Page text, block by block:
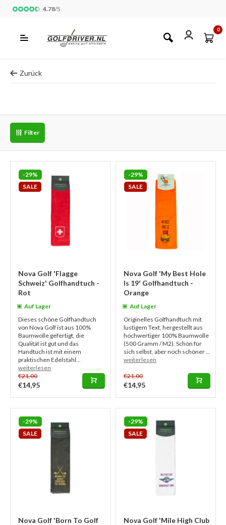
4.78/5
0
Zurück
Filter
-29%
SALE
Nova Golf 'Flagge
Schweiz' Golfhandtuch -
Rot
Auf Lager
Dieses schöne Golfhandtuch
von Nova Golf ist aus 100%
Baumwolle gefertigt, die
Qualität ist gut und das
Handtuch ist mit einem
praktischen Edelstahl...
weiterlesen
€21,00
€14,95
-29%
SALE
Nova Golf 'My Best Hole
Is 19' Golfhandtuch -
Orange
Auf Lager
Originelles Golfhandtuch mit
lustigem Text, hergestellt aus
hochwertiger 100% Baumwolle
(500 Gramm / M2). Schön für
sich selbst, aber noch schöner ...
weiterlesen
€21,00
€14,95
-29%
SALE
Nova Golf 'Born To Golf
-29%
SALE
Nova Golf 'Mile High Club